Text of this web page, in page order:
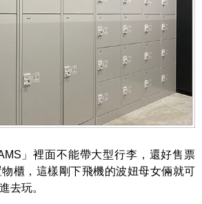
」裡面不能帶大型行李，還好售票
櫃，這樣剛下飛機的波妞母女倆就可
去玩。